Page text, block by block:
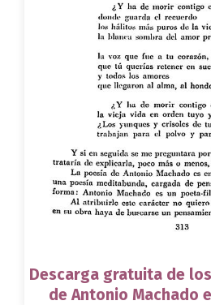
Descarga gratuita de
de Antonio Machado